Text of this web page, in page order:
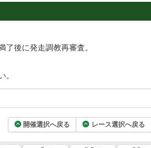
後に発走調教再審査。
開催選択へ戻る レース選択へ戻る